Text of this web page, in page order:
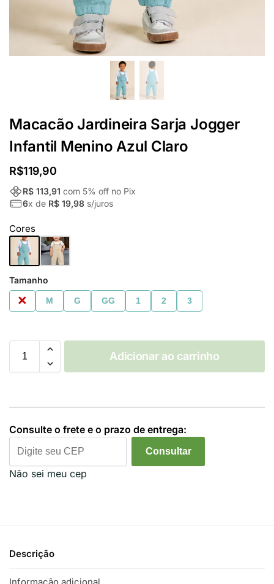
Macacão Jardineira Sarja Jogger
Infantil Menino Azul Claro
R$119,90
R$ 113,91 com 5% off no Pix
6x de R$ 19,98 s/juros
Cores
Tamanho
P M G GG 1 2 3
Adicionar ao carrinho
Consulte o frete e o prazo de entrega:
Consultar
Não sei meu cep
Descrição